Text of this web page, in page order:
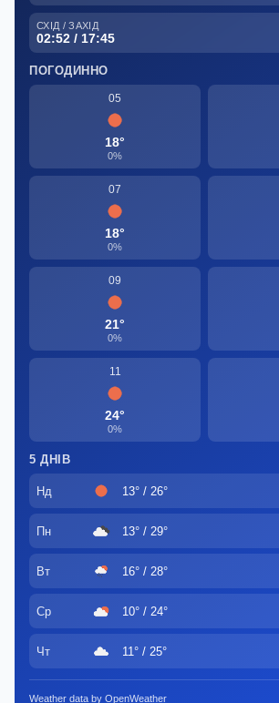
СХІД / ЗАХІД
02:52 / 17:45
ПОГОДИННО
05
18°
0%
07
18°
0%
09
21°
0%
11
24°
0%
5 ДНІВ
Нд 13° / 26°
Пн 13° / 29°
Вт 16° / 28°
Ср 10° / 24°
Чт 11° / 25°
Weather data by OpenWeather